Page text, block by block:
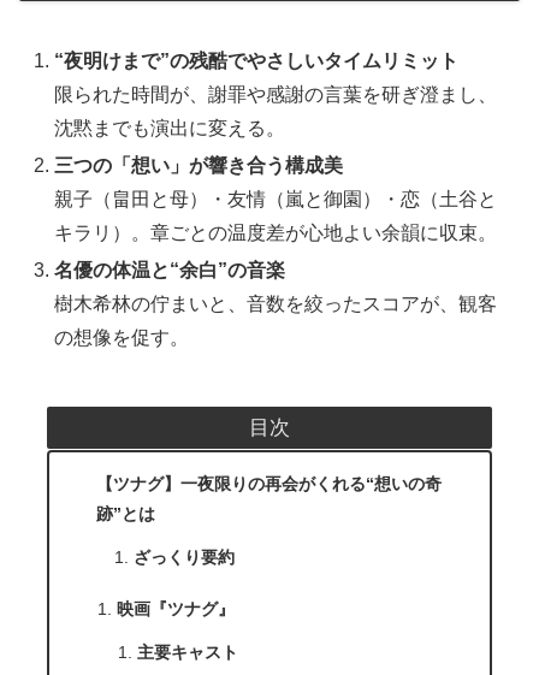
“夜明けまで”の残酷でやさしいタイムリミット
限られた時間が、謝罪や感謝の言葉を研ぎ澄まし、
沈黙までも演出に変える。
三つの「想い」が響き合う構成美
親子（畠田と母）・友情（嵐と御園）・恋（土谷と
キラリ）。章ごとの温度差が心地よい余韻に収束。
名優の体温と“余白”の音楽
樹木希林の佇まいと、音数を絞ったスコアが、観客
の想像を促す。
目次
【ツナグ】一夜限りの再会がくれる“想いの奇
跡”とは
ざっくり要約
映画『ツナグ』
主要キャスト